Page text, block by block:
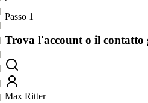
Passo 1
Trova l'account o il contatto
Max Ritter